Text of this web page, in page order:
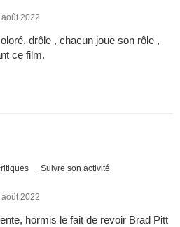
2022
drôle , chacun joue son rôle ,
ce film.
Suivre son activité
2022
hormis le fait de revoir Brad Pitt